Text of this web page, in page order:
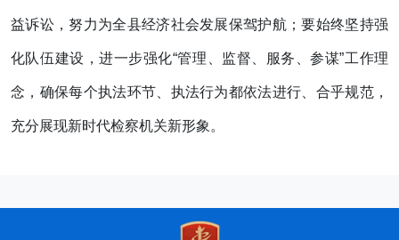
益诉讼，努力为全县经济社会发展保驾护航；要始终坚持强
化队伍建设，进一步强化“管理、监督、服务、参谋”工作理
念，确保每个执法环节、执法行为都依法进行、合乎规范，
充分展现新时代检察机关新形象。